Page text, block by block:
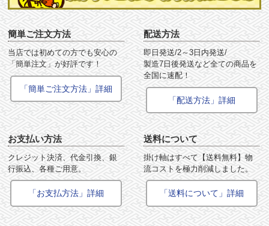
簡単ご注文方法
当店では初めての方でも安心の
「簡単注文」が好評です！
「簡単ご注文方法」詳細
配送方法
即日発送/2～3日内発送/
製造7日後発送など全ての商品を
全国に速配！
「配送方法」詳細
お支払い方法
クレジット決済、代金引換、銀
行振込、各種ご用意。
「お支払方法」詳細
送料について
掛け軸はすべて【送料無料】物
流コストを極力削減しました。
「送料について」詳細